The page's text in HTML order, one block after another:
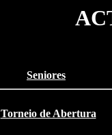
Seniores
Torneio de Abertura